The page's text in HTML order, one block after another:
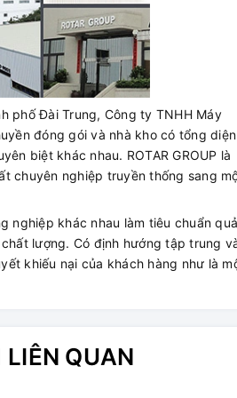
phố Đài Trung, Công ty TNHH Máy
đóng gói và nhà kho có tổng diện
biệt khác nhau. ROTAR GROUP là
chuyên nghiệp truyền thống sang
nghiệp khác nhau làm tiêu chuẩn
lượng. Có định hướng tập trung
khiếu nại của khách hàng như là
QUAN